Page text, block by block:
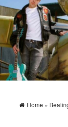
Home »